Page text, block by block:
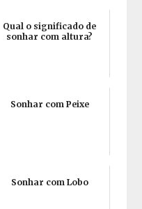
Qual o significado de
sonhar com altura?
Sonhar com Peixe
Sonhar com Lobo